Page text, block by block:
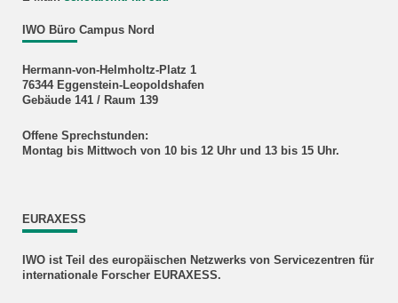
IWO Büro Campus Nord
Hermann-von-Helmholtz-Platz 1
76344 Eggenstein-Leopoldshafen
Gebäude 141 / Raum 139
Offene Sprechstunden:
Montag bis Mittwoch von 10 bis 12 Uhr und 13 bis 15 Uhr.
EURAXESS
IWO ist Teil des europäischen Netzwerks von Servicezentren für
internationale Forscher EURAXESS.